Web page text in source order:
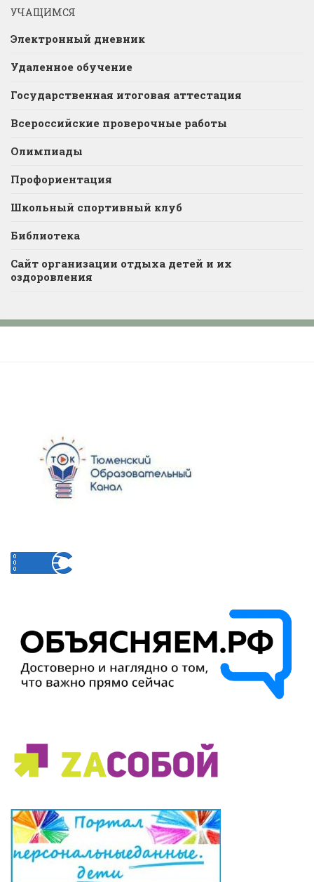
УЧАЩИМСЯ
Электронный дневник
Удаленное обучение
Государственная итоговая аттестация
Всероссийские проверочные работы
Олимпиады
Профориентация
Школьный спортивный клуб
Библиотека
Сайт организации отдыха детей и их
оздоровления